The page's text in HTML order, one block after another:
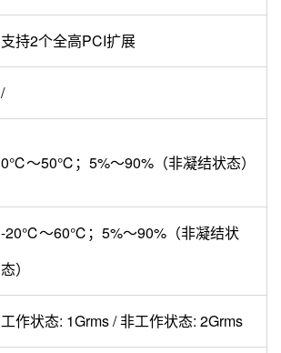
支持2个全高PCI扩展
/
0℃～50℃；5%～90%（非凝结状态）
-20℃～60℃；5%～90%（非凝结状
态）
工作状态: 1Grms / 非工作状态: 2Grms